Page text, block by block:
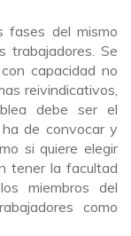
fases del mismo
trabajadores. Se
capacidad no
reivindicativos,
debe ser el
de convocar y
si quiere elegir
tener la facultad
miembros del
como